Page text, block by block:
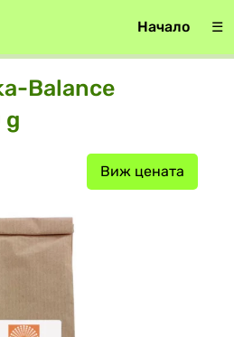
Начало ☰
Balance
g
Виж цената